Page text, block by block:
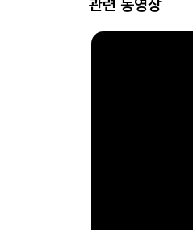
관련 동영상